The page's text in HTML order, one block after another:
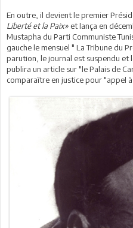
En outre, il devient le premier
Liberté et la Paix» et lança en
Mustapha du Parti Communiste
gauche le mensuel " La Tribune du
parution, le journal est suspendu et
publira un article sur "le Palais de
comparaître en justice pour "appel à